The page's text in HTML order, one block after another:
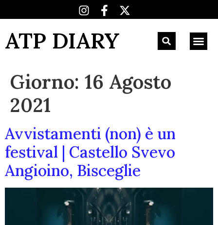
ATP DIARY
Giorno: 16 Agosto
2021
Avvistamenti (non) è un
festival | Castello Svevo
Angioino, Bisceglie